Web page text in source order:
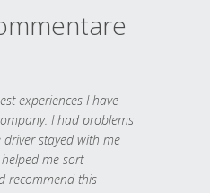
experiences I have
I had problems
stayed with me
me sort
recommend this